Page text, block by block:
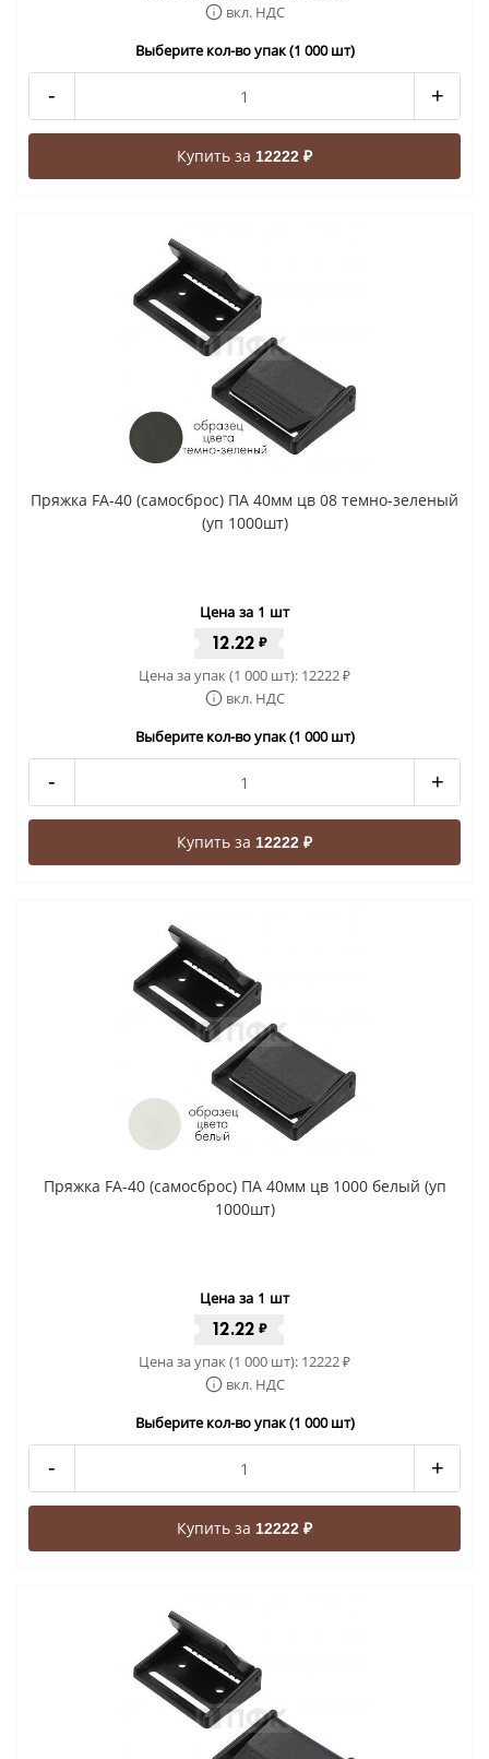
вкл. НДС
Выберите кол-во упак (1 000 шт)
- +
Купить за 12222 ₽
Пряжка FA-40 (самосброс) ПА 40мм цв 08 темно-зеленый
(уп 1000шт)
Цена за 1 шт
12.22 ₽
Цена за упак (1 000 шт): 12222₽
вкл. НДС
Выберите кол-во упак (1 000 шт)
- +
Купить за 12222 ₽
Пряжка FA-40 (самосброс) ПА 40мм цв 1000 белый (уп
1000шт)
Цена за 1 шт
12.22 ₽
Цена за упак (1 000 шт): 12222₽
вкл. НДС
Выберите кол-во упак (1 000 шт)
- +
Купить за 12222 ₽